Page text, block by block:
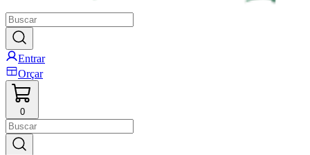
Entrar
Orçar
0